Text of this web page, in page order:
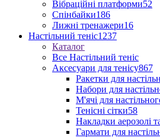
Вібраційні платформи52
Спінбайки186
Лижні тренажери16
Настільний теніс1237
Каталог
Все Настільний теніс
Аксесуари для тенісу867
Ракетки для
Набори для
М'ячі для
Тенісні сітки58
Накладки аерозолі
Гармати для